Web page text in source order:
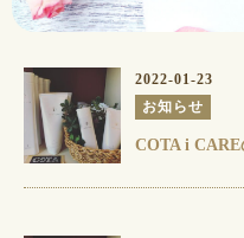
2022-01-23
お知らせ
COTA i